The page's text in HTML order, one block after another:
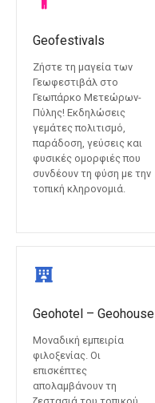
Geofestivals
Ζήστε τη μαγεία των
Γεωφεστιβάλ στο
Γεωπάρκο Μετεώρων-
Πύλης! Εκδηλώσεις
γεμάτες πολιτισμό,
παράδοση, γεύσεις και
φυσικές ομορφιές που
συνδέουν τη φύση με την
τοπική κληρονομιά.
Geohotel – Geohouse
Μοναδική εμπειρία
φιλοξενίας. Οι
επισκέπτες
απολαμβάνουν τη